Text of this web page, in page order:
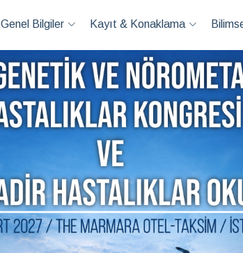
Genel Bilgiler Kayıt & Konaklama